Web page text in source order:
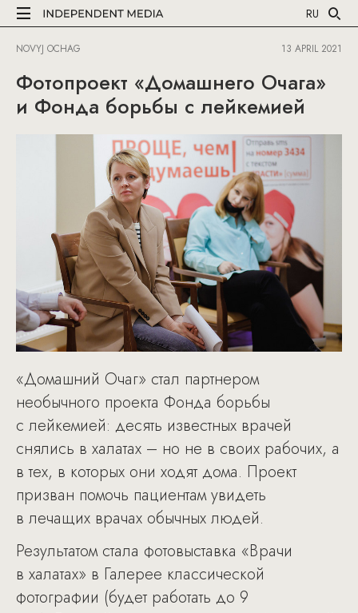
RU
NOVYJ OCHAG 13 APRIL 2021
Фотопроект «Домашнего Очага»
и Фонда борьбы с лейкемией
«Домашний Очаг» стал партнером
необычного проекта Фонда борьбы
с лейкемией: десять известных врачей
снялись в халатах – но не в своих рабочих, а
в тех, в которых они ходят дома. Проект
призван помочь пациентам увидеть
в лечащих врачах обычных людей.
Результатом стала фотовыставка «Врачи
в халатах» в Галерее классической
фотографии (будет работать до 9